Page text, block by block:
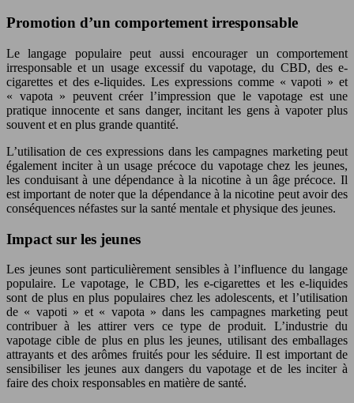
Promotion d’un comportement irresponsable
Le langage populaire peut aussi encourager un comportement
irresponsable et un usage excessif du vapotage, du CBD, des e-
cigarettes et des e-liquides. Les expressions comme « vapoti » et
« vapota » peuvent créer l’impression que le vapotage est une
pratique innocente et sans danger, incitant les gens à vapoter plus
souvent et en plus grande quantité.
L’utilisation de ces expressions dans les campagnes marketing peut
également inciter à un usage précoce du vapotage chez les jeunes,
les conduisant à une dépendance à la nicotine à un âge précoce. Il
est important de noter que la dépendance à la nicotine peut avoir des
conséquences néfastes sur la santé mentale et physique des jeunes.
Impact sur les jeunes
Les jeunes sont particulièrement sensibles à l’influence du langage
populaire. Le vapotage, le CBD, les e-cigarettes et les e-liquides
sont de plus en plus populaires chez les adolescents, et l’utilisation
de « vapoti » et « vapota » dans les campagnes marketing peut
contribuer à les attirer vers ce type de produit. L’industrie du
vapotage cible de plus en plus les jeunes, utilisant des emballages
attrayants et des arômes fruités pour les séduire. Il est important de
sensibiliser les jeunes aux dangers du vapotage et de les inciter à
faire des choix responsables en matière de santé.